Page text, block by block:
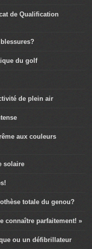
de Qualification
du golf
de plein air
aux couleurs
solaire
totale du genou?
connaître parfaitement! »
ou un défibrillateur